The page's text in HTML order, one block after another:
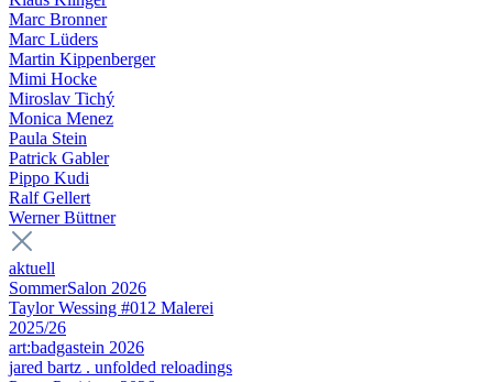
Marc Bronner
Marc Lüders
Martin Kippenberger
Mimi Hocke
Miroslav Tichý
Monica Menez
Paula Stein
Patrick Gabler
Pippo Kudi
Ralf Gellert
Werner Büttner
aktuell
SommerSalon 2026
Taylor Wessing #012 Malerei
2025/26
art:badgastein 2026
jared bartz . unfolded reloadings